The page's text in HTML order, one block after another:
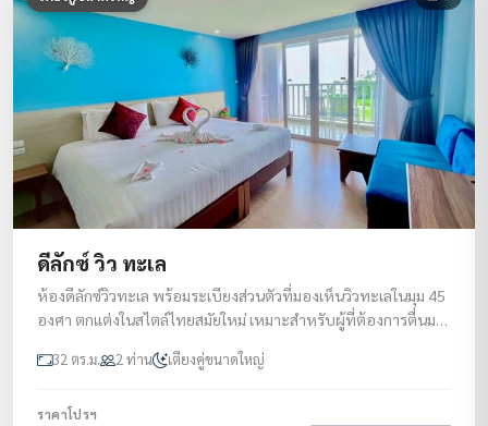
ดีลักซ์ วิว ทะเล
ห้องดีลักซ์วิวทะเล พร้อมระเบียงส่วนตัวที่มองเห็นวิวทะเลในมุม 45
องศา ตกแต่งในสไตล์ไทยสมัยใหม่ เหมาะสำหรับผู้ที่ต้องการตื่นมา
32 ตร.ม. 2 ท่าน เตียงคู่ขนาดใหญ่
ราคาโปรฯ